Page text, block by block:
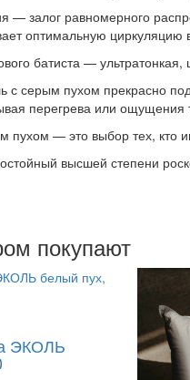
— залог равномерного
оптимальную циркуляцию
батиста —
с серым пухом прекрасно
перегрева или ощущения
— это выбор тех, кто
высшей степени
покупают
ЭКОЛЬ